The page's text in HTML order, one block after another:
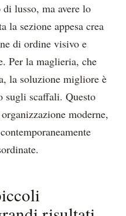
lusso, ma avere lo
la sezione appesa crea
di ordine visivo e
Per la maglieria, che
la soluzione migliore è
sugli scaffali. Questo
moderne,